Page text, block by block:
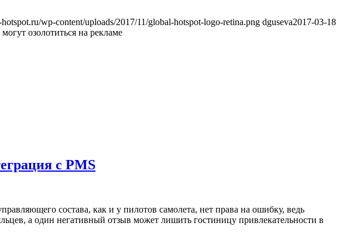
wp-content/uploads/2017/11/global-hotspot-logo-retina.png dguseva2017-03-18
озолотиться на рекламе
с PMS
состава, как и у пилотов самолета, нет права на ошибку, ведь
а один негативный отзыв может лишить гостиницу привлекательности в